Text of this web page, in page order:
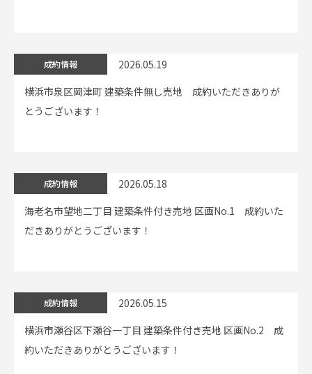
成約情報
2026.05.19
横浜市泉区岡津町 建築条件無し売地 成約いただきありが
とうございます！
成約情報
2026.05.18
海老名市望地二丁目 建築条件付き売地 区画No.1 成約いた
だきありがとうございます！
成約情報
2026.05.15
横浜市瀬谷区下瀬谷一丁目 建築条件付き売地 区画No.2 成
約いただきありがとうございます！